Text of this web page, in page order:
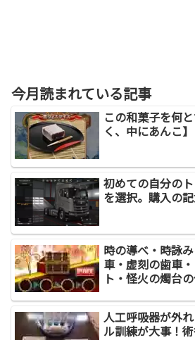
今月読まれている記事
この和菓子を何
く、中にあんこ】
初めての自分の
を選択。購入の記
時の導べ・時詠
車・虚刻の歯車
ト・怪火の燭台
人工呼吸器が外
ル訓練が大事！